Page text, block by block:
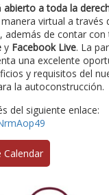
abierto a toda la
virtual a través
, además de contar
y Facebook Live. La
una excelente
y requisitos del
la autoconstrucción.
del siguiente enlace:
Calendar